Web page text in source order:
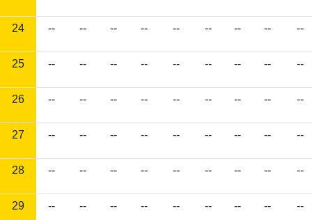
24 -- -- -- -- -- -- -- -- --
25 -- -- -- -- -- -- -- -- --
26 -- -- -- -- -- -- -- -- --
27 -- -- -- -- -- -- -- -- --
28 -- -- -- -- -- -- -- -- --
29 -- -- -- -- -- -- -- -- --